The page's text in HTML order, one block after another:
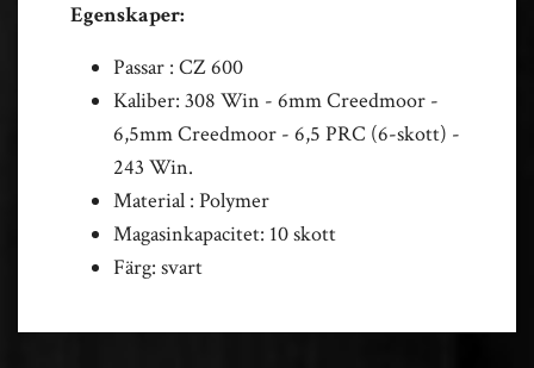
Egenskaper:
Passar : CZ 600
Kaliber: 308 Win - 6mm Creedmoor -
6,5mm Creedmoor - 6,5 PRC (6-skott) -
243 Win.
Material : Polymer
Magasinkapacitet: 10 skott
Färg: svart